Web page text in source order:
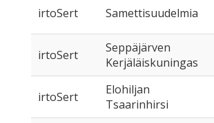
irtoSert Samettisuudelmia
irtoSert
Seppäjärven
Kerjäläiskuningas
irtoSert
Elohiljan
Tsaarinhirsi